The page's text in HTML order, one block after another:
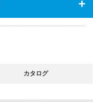
カタログ